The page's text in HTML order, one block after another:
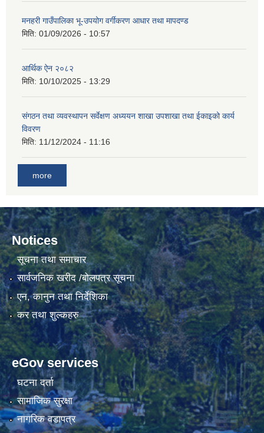
मनहरी गाउँपालिका भू-उपयोग वर्गीकरण आधार तथा मापदण्ड
मिति: 01/09/2026 - 10:57
आर्थिक ऐन २०८२
मिति: 10/10/2025 - 13:29
संगठन तथा व्यवस्थापन सर्वेक्षण अध्ययन शाखा उपशाखा तथा ईकाइको कार्य
विवरण
मिति: 11/12/2024 - 11:16
more
Notices
सूचना तथा समाचार
सार्वजनिक खरीद /बोलपत्र सूचना
एन, कानुन तथा निर्देशिका
कर तथा शुल्कहरु
eGov services
घटना दर्ता
सामाजिक सुरक्षा
नागरिक वडापत्र